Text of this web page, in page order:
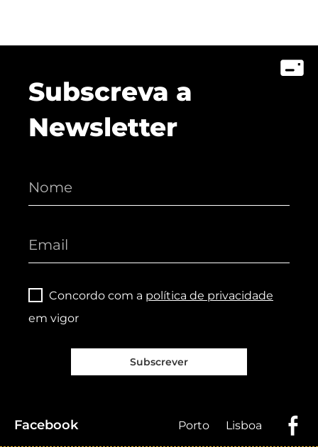
Subscreva a
Newsletter
Concordo com a política de privacidade
em vigor
Subscrever
Facebook Porto Lisboa